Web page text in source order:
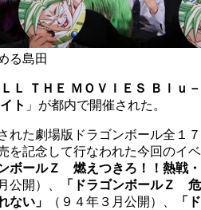
る島田
Ｌ ＴＨＥ ＭＯＶＩＥＳ Ｂｌｕ－
ト 」が都内で開催された。
れた劇場版ドラゴンボール全１７
を記念して行なわれた今回のイベ
ボールＺ 燃えつきろ！！熱戦・
公開）、
「ドラゴンボールＺ 危
ない」
（９４年３月公開）、
「ド